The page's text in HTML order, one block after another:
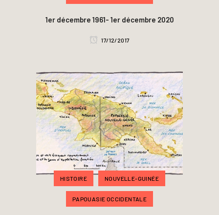
1er décembre 1961- 1er décembre 2020
17/12/2017
HISTOIRE NOUVELLE-GUINÉE
PAPOUASIE OCCIDENTALE